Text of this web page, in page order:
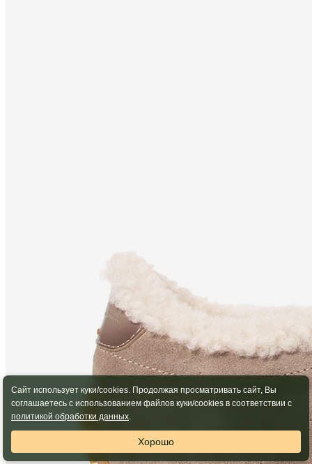
Сайт использует куки/cookies. Продолжая просматривать сайт, Вы
соглашаетесь с использованием файлов куки/cookies в соответствии с
политикой обработки данных.
Хорошо